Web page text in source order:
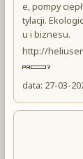
e, pompy
tylacji.
u i biznesu.
http://
data: 27-03-